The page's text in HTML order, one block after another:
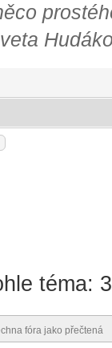
téma:
fóra jako přečtená